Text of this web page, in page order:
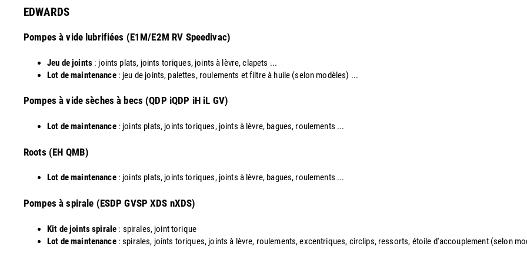
EDWARDS
Pompes à vide lubrifiées (E1M/E2M RV Speedivac)
Jeu de joints: joints plats, joints toriques, joints à lèvre, clapets ...
Lot de maintenance: jeu de joints, palettes, roulements et filtre à huile (selon modèles) ...
​Pompes à vide sèches à becs (QDP iQDP iH iL GV)
Lot de maintenance: joints plats, joints toriques, joints à lèvre, bagues, roulements ...
Roots (EH QMB)
Lot de maintenance : joints plats, joints toriques, joints à lèvre, bagues, roulements ...
​Pompes à spirale (ESDP GVSP XDS nXDS)
Kit de joints spirale : spirales, joint torique
Lot de maintenance: spirales, joints toriques, joints à lèvre, roulements, excentriques, circlips, ressorts, étoile d'accouplement (selon